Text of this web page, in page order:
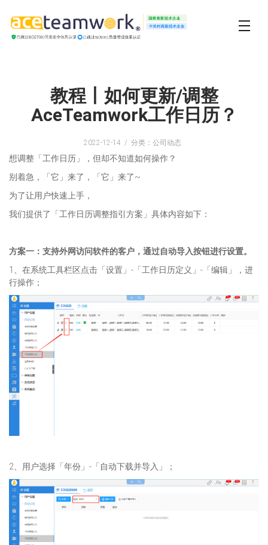
教程丨如何更新/调整
AceTeamwork工作日历？
2022-12-14 分类：公司动态
想调整「工作日历」，但却不知道如何操作？
别着急，「它」来了，「它」来了~
为了让用户快速上手，
我们提供了「工作日历调整指引方案」具体内容如下：
方案一 ： 支持外网访问软件的客户，通过自动导入按钮进行设置。
1、在系统工具栏区点击「设置」-「工作日历定义」-「编辑」，进
行操作；
2、用户选择「年份」-「自动下载并导入」；